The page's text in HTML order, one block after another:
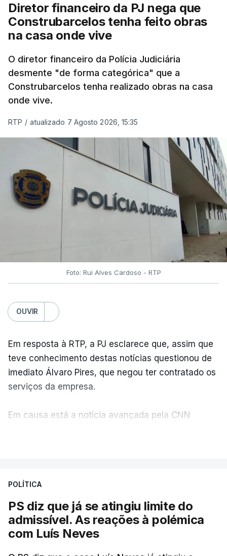
Diretor financeiro da PJ nega que
Construbarcelos tenha feito obras
na casa onde vive
O diretor financeiro da Polícia Judiciária
desmente "de forma categórica" que a
Construbarcelos tenha realizado obras na casa
onde vive.
RTP / atualizado 7 Agosto 2026, 15:35
Foto: Rui Alves Cardoso - RTP
OUVIR
Em resposta à RTP, a PJ esclarece que, assim que
teve conhecimento destas notícias questionou de
imediato Álvaro Pires, que negou ter contratado os
serviços da empresa.
Em causa está a notícia avançada pela CNN
abertura de qualquer processo disciplinar, por não
ter qualquer elemento que indicie a realização
dessas obras.
POLÍTICA
PS diz que já se atingiu limite do
admissível. As reações à polémica
com Luís Neves